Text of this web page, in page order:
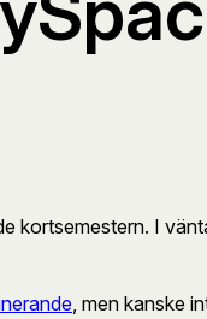
kortsemestern. I
, men kanske